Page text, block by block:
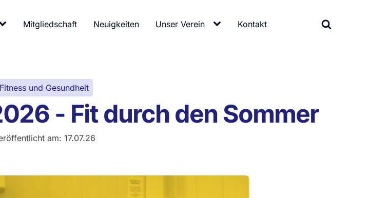
Mitgliedschaft Neuigkeiten Unser Verein Kontakt
Fitness und Gesundheit
- Fit durch den Sommer
am: 17.07.26